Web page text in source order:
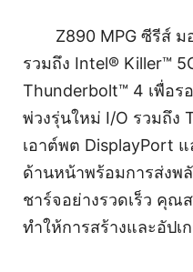
Z890 MPG ซีรีส์
รวมถึง Intel® Killer™
Thunderbolt™ 4 เพื่อ
พ่วงรุ่นใหม่ I/O รวมถึง
เอาต์พต DisplayPort
ด้านหน้าพร้อมการส่งพ
ชาร์จอย่างรวดเร็ว คุณ
ทำให้การสร้างและอัปเ